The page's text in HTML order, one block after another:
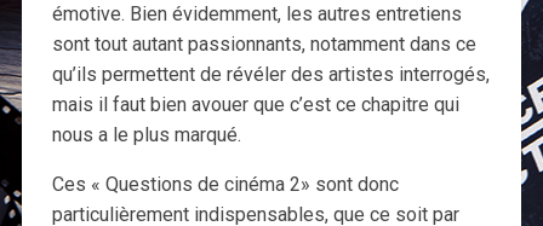
émotive. Bien évidemment, les autres entretiens
sont tout autant passionnants, notamment dans ce
qu’ils permettent de révéler des artistes interrogés,
mais il faut bien avouer que c’est ce chapitre qui
nous a le plus marqué.
Ces « Questions de cinéma 2» sont donc
particulièrement indispensables, que ce soit par